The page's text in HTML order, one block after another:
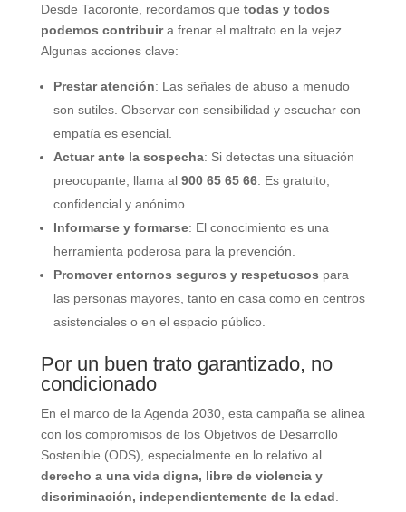
Desde Tacoronte, recordamos que todas y todos
podemos contribuira frenar el maltrato en la vejez.
Algunas acciones clave:
Prestar atención: Las señales de abuso a menudo
son sutiles. Observar con sensibilidad y escuchar con
empatía es esencial.
Actuar ante la sospecha: Si detectas una situación
preocupante, llama al 900 65 65 66. Es gratuito,
confidencial y anónimo.
Informarse y formarse: El conocimiento es una
herramienta poderosa para la prevención.
Promover entornos seguros y respetuosos para
las personas mayores, tanto en casa como en centros
asistenciales o en el espacio público.
Por un buen trato garantizado, no
condicionado
En el marco de la Agenda 2030, esta campaña se alinea
con los compromisos de los Objetivos de Desarrollo
Sostenible (ODS), especialmente en lo relativo al
derecho a una vida digna, libre de violencia y
discriminación, independientemente de la edad